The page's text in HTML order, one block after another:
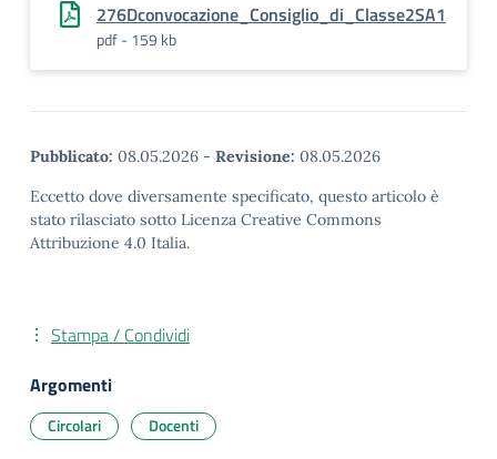
276Dconvocazione_Consiglio_di_Classe2SA1
pdf - 159 kb
Pubblicato: 08.05.2026 - Revisione: 08.05.2026
Eccetto dove diversamente specificato, questo articolo è
stato rilasciato sotto Licenza Creative Commons
Attribuzione 4.0 Italia.
Stampa / Condividi
Argomenti
Circolari Docenti